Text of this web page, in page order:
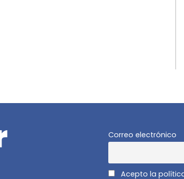
Correo electrónico
Acepto la